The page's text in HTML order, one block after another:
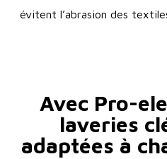
évitent l’abrasion des
Avec Pro-
laveries
adaptées à